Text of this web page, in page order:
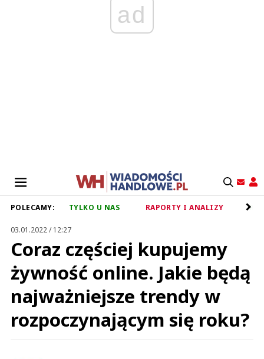
ad
POLECAMY: TYLKO U NAS RAPORTY I ANALIZY
03.01.2022 / 12:27
Coraz częściej kupujemy
żywność online. Jakie będą
najważniejsze trendy w
rozpoczynającym się roku?